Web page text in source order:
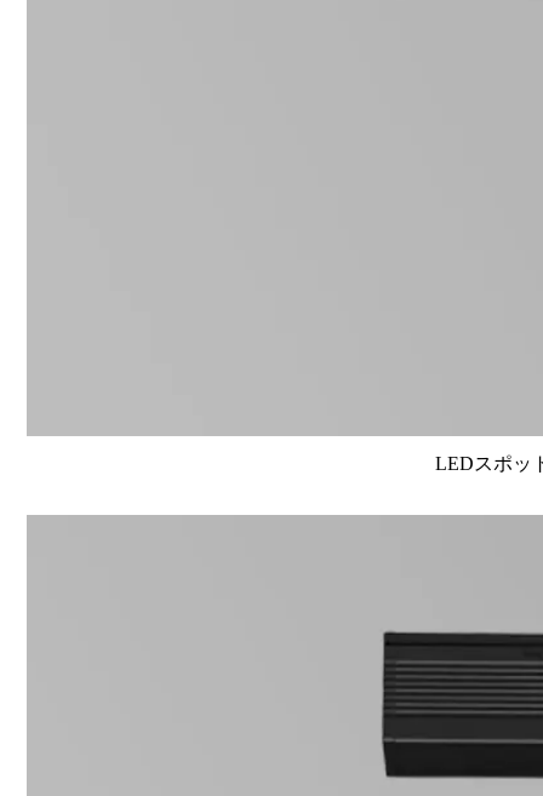
LEDスポッ